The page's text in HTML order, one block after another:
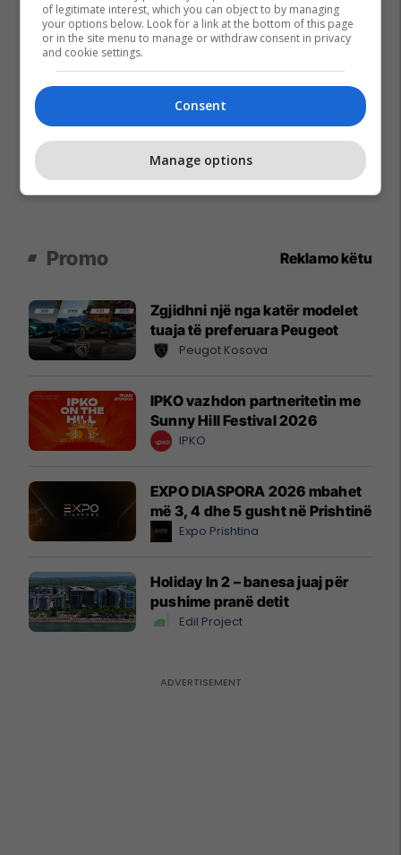
Promo Reklamo këtu
Zgjidhni një nga katër modelet
tuaja të preferuara Peugeot
Peugot Kosova
IPKO vazhdon partneritetin me
Sunny Hill Festival 2026
IPKO
EXPO DIASPORA 2026 mbahet
më 3, 4 dhe 5 gusht në Prishtinë
Expo Prishtina
Holiday In 2 – banesa juaj për
pushime pranë detit
Edil Project
of legitimate interest, which you can object to by managing
your options below. Look for a link at the bottom of this page
or in the site menu to manage or withdraw consent in privacy
and cookie settings.
Consent
Manage options